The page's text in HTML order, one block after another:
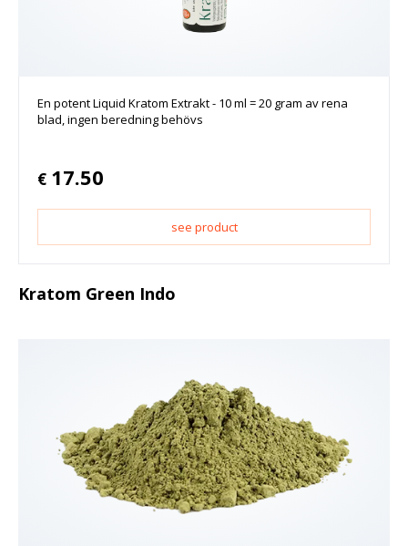
En potent Liquid Kratom Extrakt - 10 ml = 20 gram av rena
blad, ingen beredning behövs
€ 17.50
see product
Kratom Green Indo